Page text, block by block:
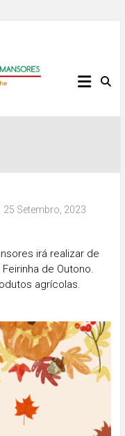
25 Setembro, 2023
irá realizar de
de Outono.
agrícolas.